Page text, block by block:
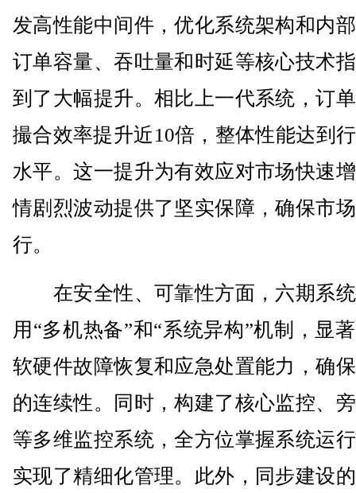
发高性能中间件，优化系统架构和内
订单容量、吞吐量和时延等核心技术
到了大幅提升。相比上一代系统，订
撮合效率提升近10倍，整体性能达到
水平。这一提升为有效应对市场快速
情剧烈波动提供了坚实保障，确保市
行。
在安全性、可靠性方面，六期系
用“多机热备”和“系统异构”机制，显
软硬件故障恢复和应急处置能力，确
的连续性。同时，构建了核心监控、
等多维监控系统，全方位掌握系统运
实现了精细化管理。此外，同步建设